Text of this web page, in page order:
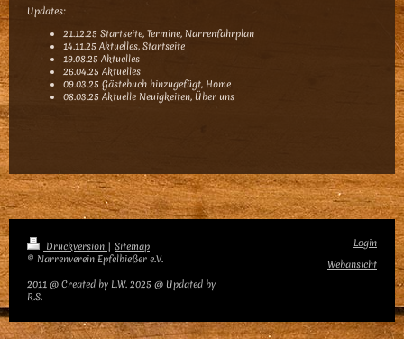
Updates:
21.12.25 Startseite, Termine, Narrenfahrplan
14.11.25 Aktuelles, Startseite
19.08.25 Aktuelles
26.04.25 Aktuelles
09.03.25 Gästebuch hinzugefügt, Home
08.03.25 Aktuelle Neuigkeiten, Über uns
Druckversion | Sitemap
© Narrenverein Epfelbießer e.V.
2011 @ Created by L.W. 2025 @ Updated by
R.S.
Login
Webansicht